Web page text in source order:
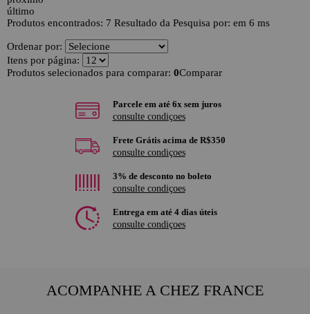
último
Produtos encontrados: 7 Resultado da Pesquisa por: em 6 ms
Ordenar por:
Itens por página:
Produtos selecionados para comparar: 0Comparar
Parcele em até 6x sem juros
consulte condiçoes
Frete Grátis acima de R$350
consulte condiçoes
3% de desconto no boleto
consulte condiçoes
Entrega em até 4 dias úteis
consulte condiçoes
ACOMPANHE A CHEZ FRANCE